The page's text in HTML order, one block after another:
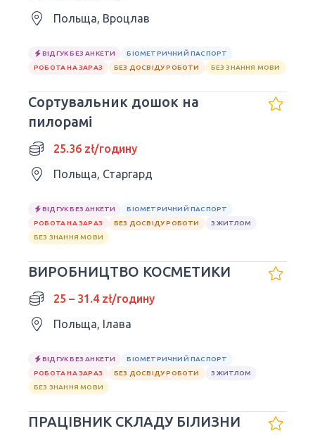
Польща, Вроцлав
ВІДГУК БЕЗ АНКЕТИ
БІОМЕТРИЧНИЙ ПАСПОРТ
РОБОТА НА ЗАРАЗ
БЕЗ ДОСВІДУ РОБОТИ БЕЗ ЗНАННЯ МОВИ
Сортувальник дошок на
пилорамі
25.36 zł/годину
Польща, Старгард
ВІДГУК БЕЗ АНКЕТИ
БІОМЕТРИЧНИЙ ПАСПОРТ
РОБОТА НА ЗАРАЗ
БЕЗ ДОСВІДУ РОБОТИ
З ЖИТЛОМ
БЕЗ ЗНАННЯ МОВИ
ВИРОБНИЦТВО КОСМЕТИКИ
25 – 31.4 zł/годину
Польща, Ілава
ВІДГУК БЕЗ АНКЕТИ
БІОМЕТРИЧНИЙ ПАСПОРТ
РОБОТА НА ЗАРАЗ
БЕЗ ДОСВІДУ РОБОТИ
З ЖИТЛОМ
БЕЗ ЗНАННЯ МОВИ
ПРАЦІВНИК СКЛАДУ БІЛИЗНИ